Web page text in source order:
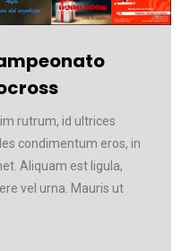
rutrum, id ultrices
condimentum eros, in
Aliquam est ligula,
vel urna. Mauris ut